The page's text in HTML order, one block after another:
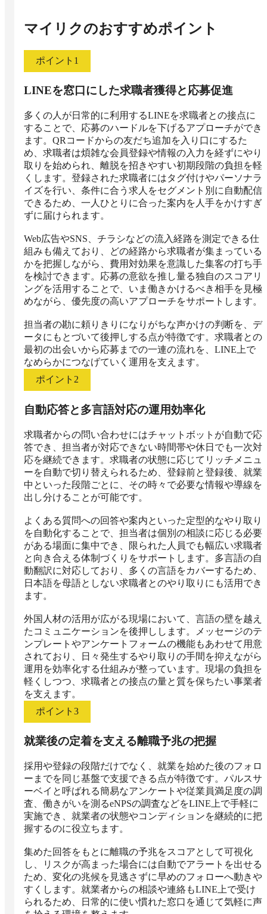
マイリクのおすすめポイント
ポイント 1
LINEを窓口にした求職者獲得と応募促進
多くの人が日常的に利用するLINEを求職者との接点に
することで、応募のハードルを下げるアプローチができ
ます。QRコードからの友だち追加を入り口にするた
め、求職者は煩雑な会員登録や情報の入力を経ずにやり
取りを始められ、離脱を招きやすい初期段階の負担を軽
くします。登録された求職者にはタグ付けやパーソナラ
イズを行い、条件に合う求人をセグメント別に自動配信
できるため、一人ひとりに合った案内を人手をかけすぎ
ずに届けられます。
Web広告やSNS、チラシなどの流入経路を測定できる仕
組みも備えており、どの経路から求職者が集まっている
かを把握しながら、費用対効果を意識した集客の打ち手
を検討できます。応募の意欲を推し量る独自のスコアリ
ングを活用することで、いま働きかけるべき相手を見極
めながら、優先度の高いアプローチをサポートします。
担当者の勘に頼りきりになりがちな声かけの判断を、デ
ータにもとづいて後押しする点が特徴です。求職者との
最初の出会いから応募までの一連の流れを、LINE上で
なめらかにつなげていく運用を支えます。
ポイント 2
自動応答と多言語対応の運用効率化
求職者からの問い合わせにはチャットボットが自動で応
答でき、担当者が対応できない時間帯や休日でも一次対
応を継続できます。求職者の状態に応じてリッチメニュ
ーを自動で切り替えられるため、登録前と登録後、就業
中といった段階ごとに、その時々で必要な情報や導線を
出し分けることが可能です。
よくある質問への回答や案内といった定型的なやり取り
を自動化することで、担当者は個別の相談に応じる必要
がある場面に集中でき、限られた人員でも幅広い求職者
と向き合える体制づくりをサポートします。多言語の自
動翻訳に対応しており、多くの言語をカバーするため、
日本語を母語としない求職者とのやり取りにも活用でき
ます。
外国人材の活用が広がる現場において、言語の壁を越え
たコミュニケーションを後押しします。メッセージのテ
ンプレートやアンケートフォームの機能もあわせて用意
されており、日々発生するやり取りの手間を抑えながら
運用を効率化する仕組みが整っています。現場の負担を
軽くしつつ、求職者との接点の量と質を保ちたい事業者
を支えます。
ポイント 3
就業後の定着を支える離職予兆の把握
採用や登録の段階だけでなく、就業を始めた後のフォロ
ーまでを同じ基盤で支援できる点が特徴です。パルスサ
ーベイと呼ばれる簡易なアンケートや従業員満足度の調
査、働きがいを測るeNPSの調査などをLINE上で手軽に
実施でき、就業者の状態やコンディションを継続的に把
握するのに役立ちます。
集めた回答をもとに離職の予兆をスコアとして可視化
し、リスクが高まった場合には自動でアラートを出せる
ため、変化の兆候を見逃さずに早めのフォローへ動きや
すくします。就業者からの相談や連絡もLINE上で受け
られるため、日常的に使い慣れた窓口を通じて気軽に声